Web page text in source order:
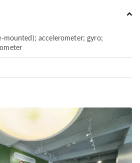
mounted); accelerometer; gyro;
wireless; 4.5W reverse wireless
non-removable